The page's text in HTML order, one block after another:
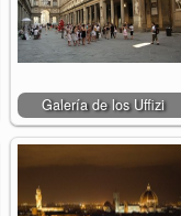
Galería de los Uffizi